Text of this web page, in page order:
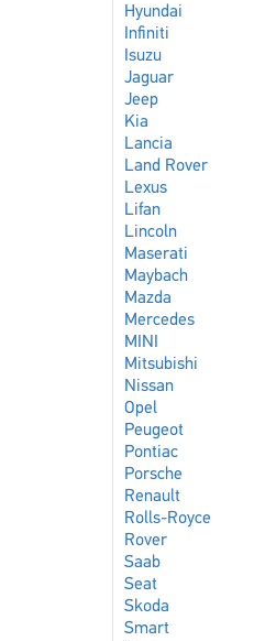
Hyundai
Infiniti
Isuzu
Jaguar
Jeep
Kia
Lancia
Land Rover
Lexus
Lifan
Lincoln
Maserati
Maybach
Mazda
Mercedes
MINI
Mitsubishi
Nissan
Opel
Peugeot
Pontiac
Porsche
Renault
Rolls-Royce
Rover
Saab
Seat
Skoda
Smart